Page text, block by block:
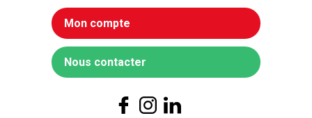
Mon compte
Nous contacter